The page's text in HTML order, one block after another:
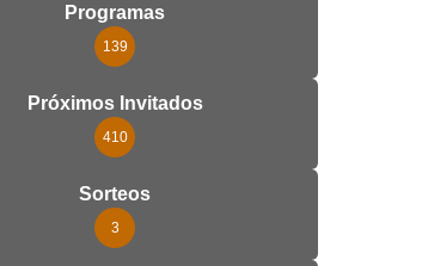
Programas
139
Próximos Invitados
410
Sorteos
3